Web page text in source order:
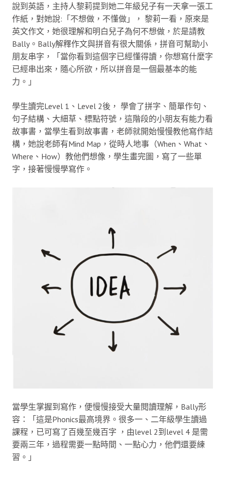
說到英語，主持人黎莉提到她二年級兒子有一天拿一張工
作紙，對她說:「不想做，不懂做」， 黎莉一看，原來是
英文作文，她很理解和明白兒子為何不想做，於是請教
Bally。Bally解釋作文與拼音有很大關係，拼音可幫助小
朋友串字，「當你看到這個字已經懂得讀，你想寫什麼字
已經串出來，隨心所欲，所以拼音是一個最基本的能
力。」
學生讀完Level 1、Level 2後， 學會了拼字、簡單作句、
句子結構、大細草、標點符號，這階段的小朋友有能力看
故事書，當學生看到故事書，老師就開始慢慢教他寫作結
構，她說老師有Mind Map，從時人地事（When、What、
Where、How）教他們想像，學生畫完圖，寫了一些單
字，接著慢慢學寫作。
當學生掌握到寫作，便慢慢接受大量閱讀理解，Bally形
容：「這是Phonics最高境界。很多一、二年級學生讀過
課程，已可寫了百幾至幾百字 ，由level 2到level 4 是需
要兩三年，過程需要一點時間、一點心力，他們還要練
習。」